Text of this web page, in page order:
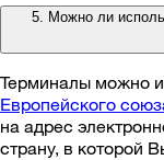
5. Можно ли
Терминалы можно
Европейского
на адрес
страну, в которой